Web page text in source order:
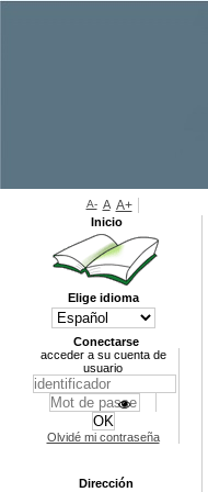
A- A A+
Inicio
Elige idioma
Conectarse
acceder a su cuenta de
usuario
Olvidé mi contraseña
Dirección